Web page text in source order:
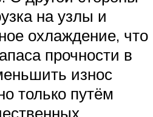
на узлы и
охлаждение, что
прочности в
износ
только путём